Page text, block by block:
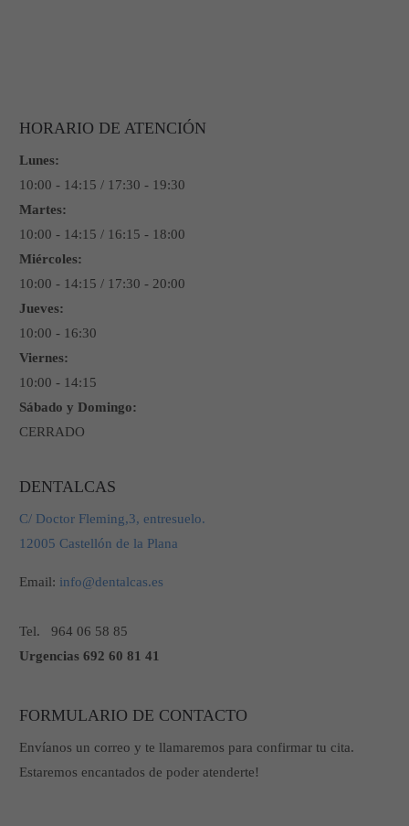
Mon - Fri 8:00am - 5:00pm (GMT +1)
Get in touch
376-293 City Road, Suite 600
San Francisco, CA 94102
Have any questions?
+44 1234 567 890
About us
Lorem ipsum dolor sit amet, consectetuer adipiscing elit.
natoque penatibus et magnis dis parturient montes, nascetur
HORARIO DE ATENCIÓN
Lunes:
10:00 - 14:15 / 17:30 - 19:30
Martes:
10:00 - 14:15 / 16:15 - 18:00
Miércoles:
10:00 - 14:15 / 17:30 - 20:00
Jueves:
10:00 - 16:30
Viernes:
10:00 - 14:15
Sábado y Domingo:
CERRADO
DENTALCAS
C/ Doctor Fleming,3, entresuelo.
12005 Castellón de la Plana
Email: info@dentalcas.es
Tel. 964 06 58 85
Urgencias 692 60 81 41
FORMULARIO DE CONTACTO
Envíanos un correo y te llamaremos para confirmar tu cita.
Estaremos encantados de poder atenderte!